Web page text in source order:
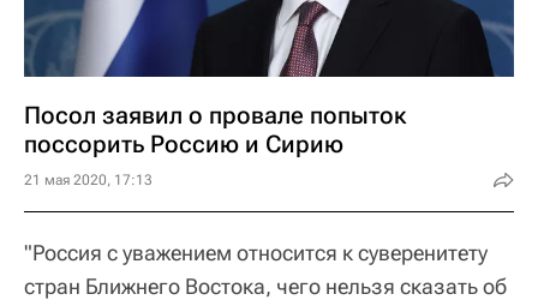
Посол заявил о провале попыток
поссорить Россию и Сирию
21 мая 2020, 17:13
"Россия с уважением относится к суверенитету
стран Ближнего Востока, чего нельзя сказать об